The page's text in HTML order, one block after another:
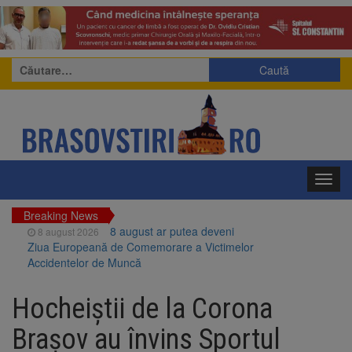
Caută
după:
Breaking News
8 august 2026
8 august ar putea deveni
Ziua Europeană de Comemorare a Victimelor
Accidentelor de Muncă
fostului complex Duplex 91, de lângă Piața
Star
8 august 2026
Ungaria renunță la apelul
pentru reducerea consumului de energie.
Hocheiștii de la Corona
Brașov au învins Sportul